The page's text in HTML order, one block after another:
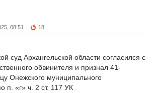
08:51 18
суд Архангельской области согласился с
обвинителя и признал 41-
Онежского муниципального
п. «г» ч. 2 ст. 117 УК